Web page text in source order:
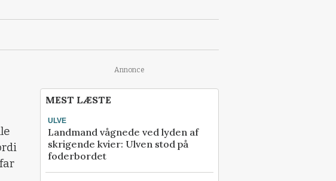
Annonce
MEST LÆSTE
ULVE
Landmand vågnede ved lyden af
skrigende kvier: Ulven stod på
foderbordet